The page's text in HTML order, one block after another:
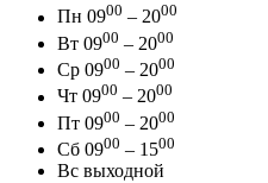
Пн 0900 – 2000
Вт 0900 – 2000
Ср 0900 – 2000
Чт 0900 – 2000
Пт 0900 – 2000
Сб 0900 – 1500
Вс выходной